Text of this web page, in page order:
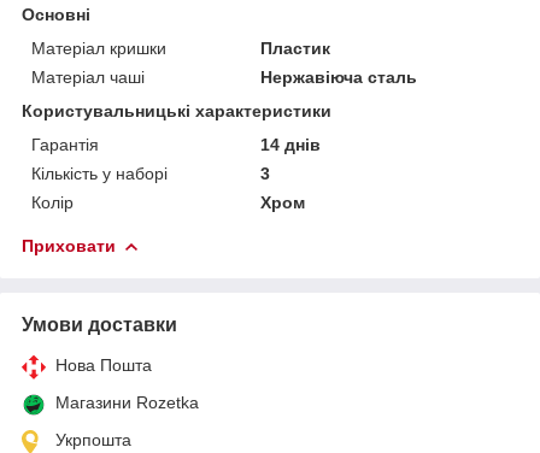
Основні
Матеріал кришки
Пластик
Матеріал чаші
Нержавіюча сталь
Користувальницькі характеристики
Гарантія
14 днів
Кількість у наборі
3
Колір
Хром
Приховати
Умови доставки
Нова Пошта
Магазини Rozetka
Укрпошта